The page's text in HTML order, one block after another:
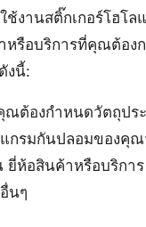
ช้งานสติ๊กเกอร์โฮโ
หรือบริการที่คุณต้อง
งนี้:
ณต้องกำหนดวัตถุปร
แกรมกันปลอมของคุณ
ยี่ห้อสินค้าหรือบริกา
นๆ